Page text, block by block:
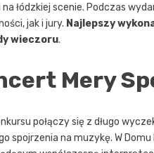
łódzkiej scenie. Podczas
jak i jury. Najlepszy
wieczoru.
Mery
połączy się z długo
spojrzenia na muzykę. W